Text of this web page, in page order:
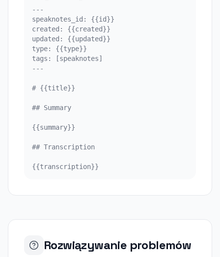
---
speaknotes_id: {{id}}
created: {{created}}
updated: {{updated}}
type: {{type}}
tags: [speaknotes]
---
# {{title}}
## Summary
{{summary}}
## Transcription
{{transcription}}
Rozwiązywanie problemów